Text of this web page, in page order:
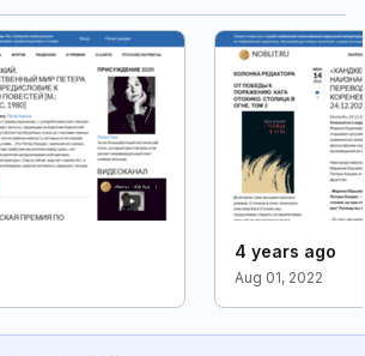
4 years ago
Aug 01, 2022